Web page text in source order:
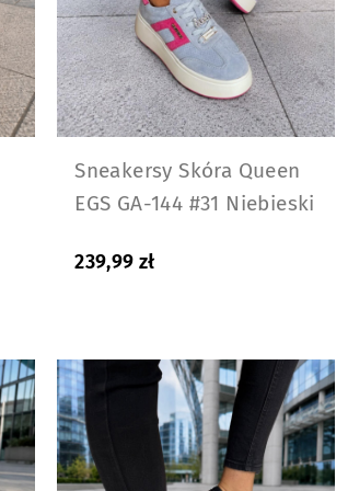
Sneakersy Skóra Queen
EGS GA-144 #31 Niebieski
239,99 zł